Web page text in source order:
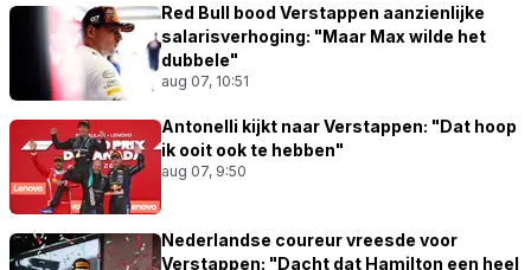
Red Bull bood Verstappen aanzienlijke
salarisverhoging: "Maar Max wilde het
dubbele"
aug 07, 10:51
Antonelli kijkt naar Verstappen: "Dat hoop
ik ooit ook te hebben"
aug 07, 9:50
Nederlandse coureur vreesde voor
Verstappen: "Dacht dat Hamilton een heel